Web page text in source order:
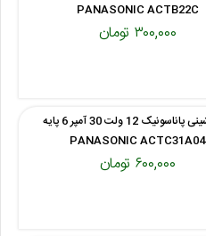
PANASONIC ACTB22C
۳۰۰,۰۰۰ تومان
رله ماشینی پاناسونیک 12 ولت 30 آمپر 6 پایه
PANASONIC ACTC31A04
۶۰۰,۰۰۰ تومان